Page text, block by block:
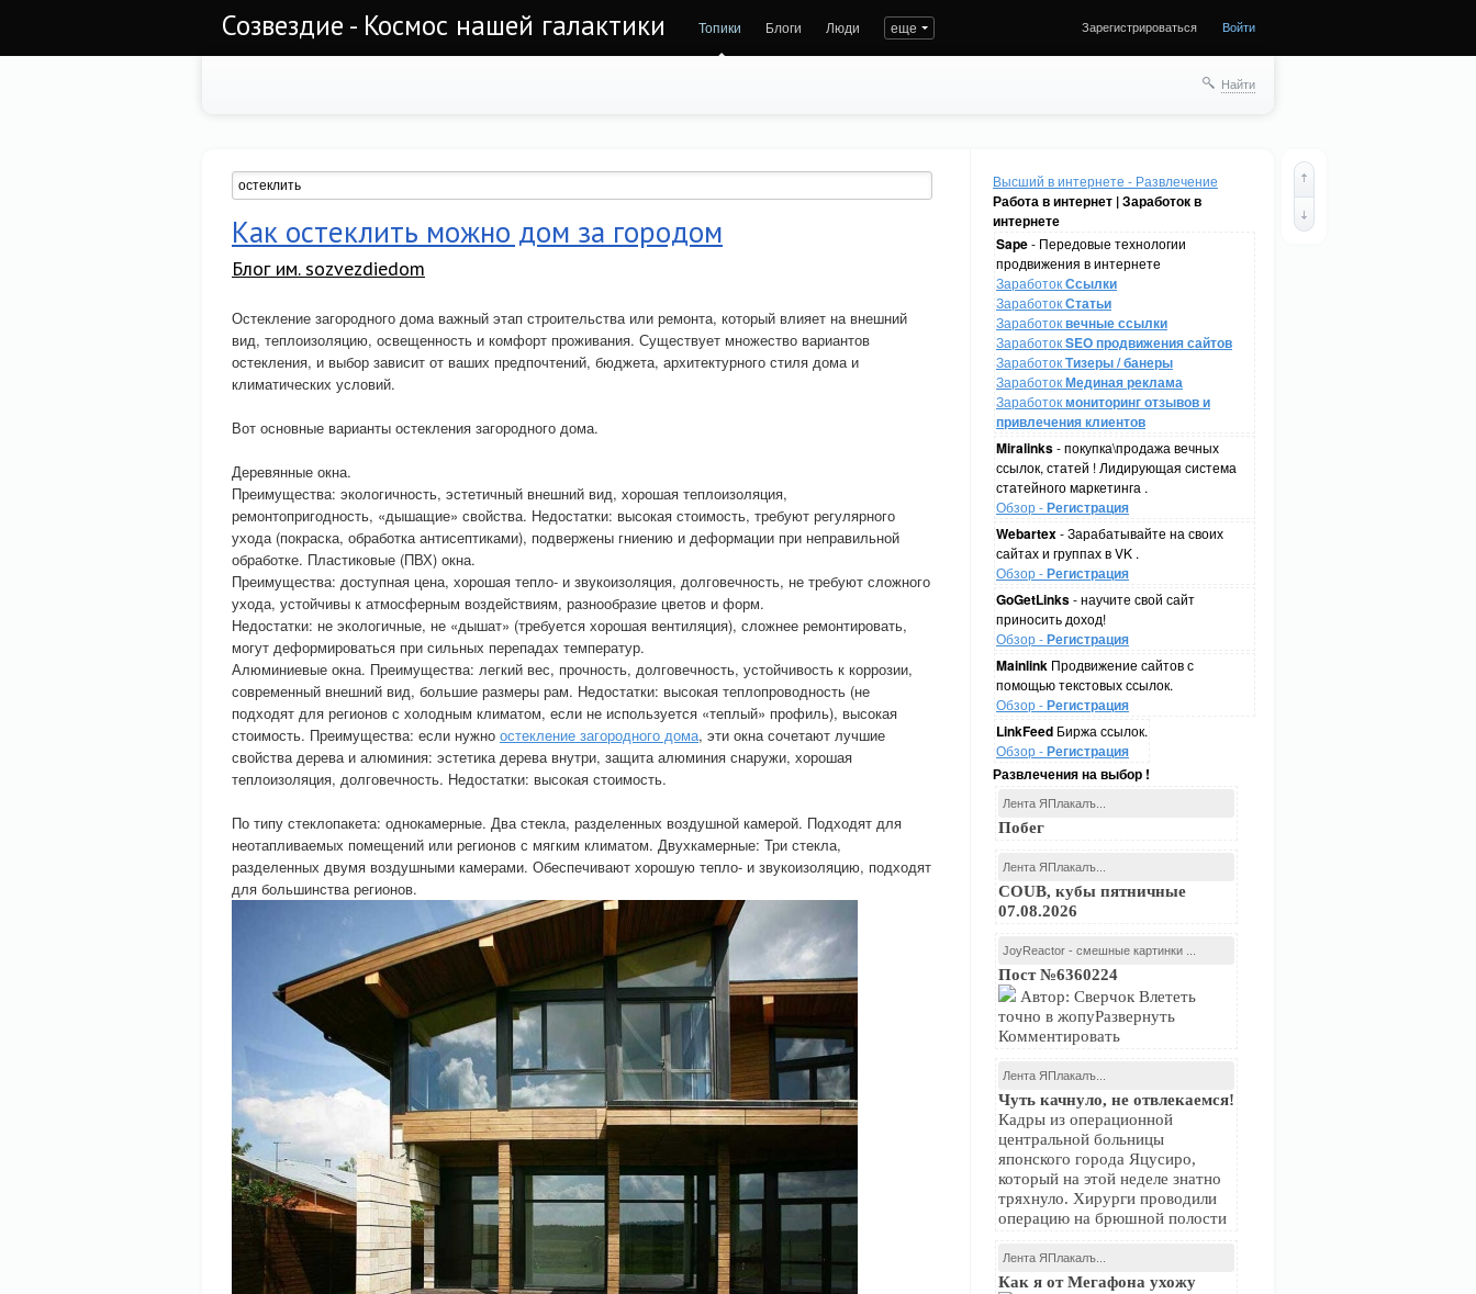
Созвездие - Космос нашей галактики Топики Блоги Люди еще Зарегистрироваться Войти
Найти
Высший в интернете - Развлечение
Работа в интернет | Заработок в
интернете
Sape- Передовые технологии
продвижения в интернете
ЗаработокСсылки
ЗаработокСтатьи
Заработоквечные ссылки
ЗаработокSEO продвижения сайтов
ЗаработокТизеры / банеры
ЗаработокМединая реклама
Заработокмониторинг отзывов и
привлечения клиентов
Miralinks- покупка\продажа вечных
ссылок, статей ! Лидирующая система
статейного маркетинга .
Обзор -Регистрация
Webartex- Зарабатывайте на своих
сайтах и группах в VK .
Обзор -Регистрация
GoGetLinks- научите свой сайт
приносить доход!
Обзор -Регистрация
Mainlink Продвижение сайтов с
помощью текстовых ссылок.
Обзор -Регистрация
LinkFeed Биржа ссылок.
Обзор -Регистрация
Развлечения на выбор !
Лента ЯПлакалъ...
Побег
Лента ЯПлакалъ...
COUB, кубы пятничные
07.08.2026
JoyReactor - смешные картинки ...
Пост №6360224
Автор: Сверчок Влететь
точно в жопуРазвернуть
Комментировать
Лента ЯПлакалъ...
Чуть качнуло, не отвлекаемся!
Кадры из операционной
центральной больницы
японского города Яцусиро,
который на этой неделе знатно
тряхнуло. Хирурги проводили
операцию на брюшной полости
Лента ЯПлакалъ...
Как я от Мегафона ухожу
Как остеклить можно дом за городом
Блог им. sozvezdiedom
Остекление загородного дома важный этап строительства или ремонта, который влияет на внешний
вид, теплоизоляцию, освещенность и комфорт проживания. Существует множество вариантов
остекления, и выбор зависит от ваших предпочтений, бюджета, архитектурного стиля дома и
климатических условий.
Вот основные варианты остекления загородного дома.
Деревянные окна.
Преимущества: экологичность, эстетичный внешний вид, хорошая теплоизоляция,
ремонтопригодность, «дышащие» свойства. Недостатки: высокая стоимость, требуют регулярного
ухода (покраска, обработка антисептиками), подвержены гниению и деформации при неправильной
обработке. Пластиковые (ПВХ) окна.
Преимущества: доступная цена, хорошая тепло- и звукоизоляция, долговечность, не требуют сложного
ухода, устойчивы к атмосферным воздействиям, разнообразие цветов и форм.
Недостатки: не экологичные, не «дышат» (требуется хорошая вентиляция), сложнее ремонтировать,
могут деформироваться при сильных перепадах температур.
Алюминиевые окна. Преимущества: легкий вес, прочность, долговечность, устойчивость к коррозии,
современный внешний вид, большие размеры рам. Недостатки: высокая теплопроводность (не
подходят для регионов с холодным климатом, если не используется «теплый» профиль), высокая
стоимость. Преимущества: если нужно остекление загородного дома, эти окна сочетают лучшие
свойства дерева и алюминия: эстетика дерева внутри, защита алюминия снаружи, хорошая
теплоизоляция, долговечность. Недостатки: высокая стоимость.
По типу стеклопакета: однокамерные. Два стекла, разделенных воздушной камерой. Подходят для
неотапливаемых помещений или регионов с мягким климатом. Двухкамерные: Три стекла,
разделенных двумя воздушными камерами. Обеспечивают хорошую тепло- и звукоизоляцию, подходят
для большинства регионов.